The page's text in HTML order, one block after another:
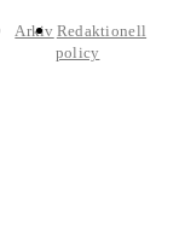
Arkiv Redaktionell
policy